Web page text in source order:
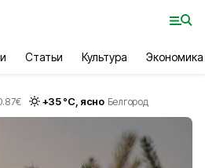
Статьи Культура Экономика
€ +35°С, ясно Белгород